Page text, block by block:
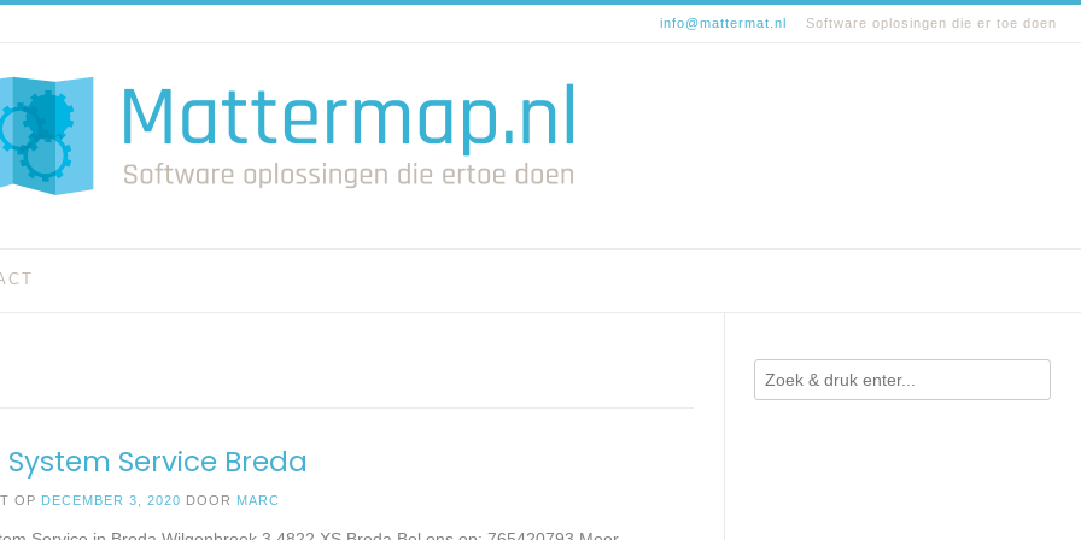
info@mattermat.nl Software oplosingen die er toe doen
Service Breda
OP DECEMBER 3, 2020 DOOR MARC